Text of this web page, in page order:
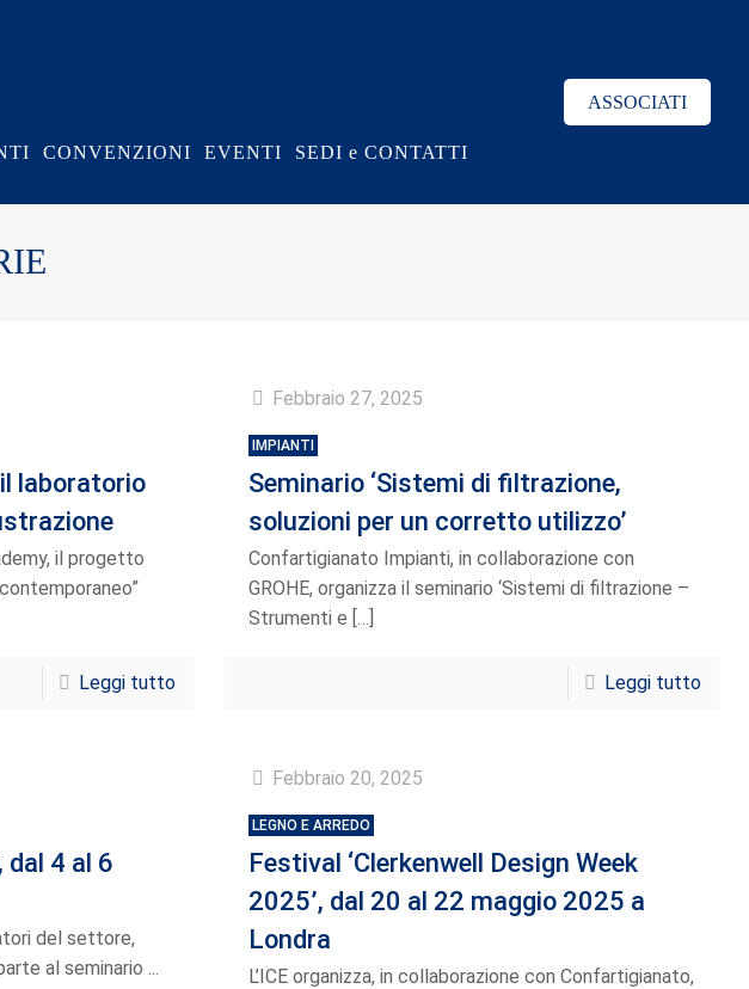
CONVENZIONI EVENTI SEDI e CONTATTI
ASSOCIATI
il laboratorio
il progetto
Leggi tutto
Febbraio 27, 2025
IMPIANTI
Seminario ‘Sistemi di filtrazione,
soluzioni per un corretto utilizzo’
Confartigianato Impianti, in collaborazione con
GROHE, organizza il seminario ‘Sistemi di filtrazione –
Strumenti e […]
Leggi tutto
dal 4 al 6
del settore,
al seminario ...
Febbraio 20, 2025
LEGNO E ARREDO
Festival ‘Clerkenwell Design Week
2025’, dal 20 al 22 maggio 2025 a
Londra
L’ICE organizza, in collaborazione con Confartigianato,